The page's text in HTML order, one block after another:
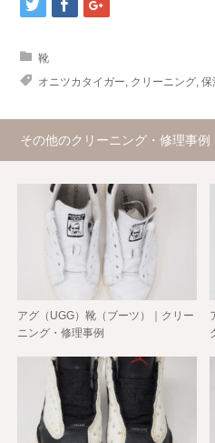
靴
オニツカタイガー クリーニング 保
その他のクリーニング・修理事例
アグ（UGG）靴（ブーツ）｜クリー
ニング・修理事例